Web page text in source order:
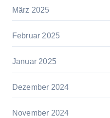
März 2025
Februar 2025
Januar 2025
Dezember 2024
November 2024